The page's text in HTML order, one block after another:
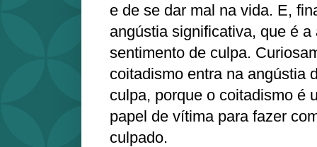
e de se dar mal na vida. E,
angústia significativa, que é a
sentimento de culpa.
coitadismo entra na angústia
culpa, porque o coitadismo é
papel de vítima para fazer
culpado.